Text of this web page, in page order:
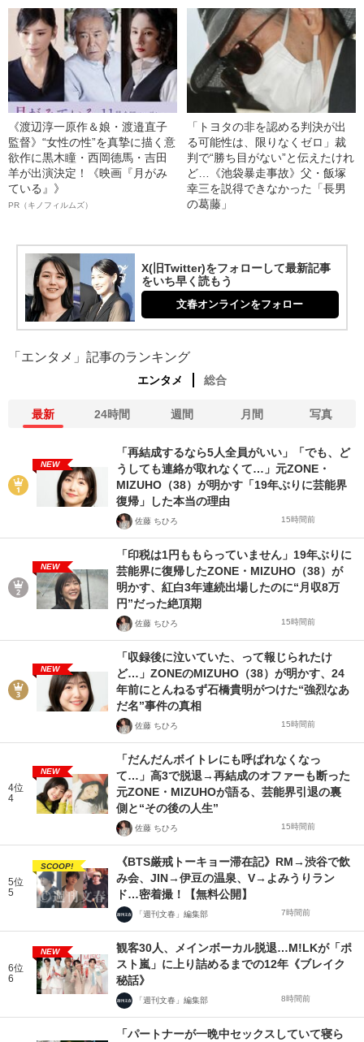
《渡辺淳一原作＆娘・渡邉直子
監督》“女性の性”を真摯に描く意
欲作に黒木瞳・西岡德馬・吉田
羊が出演決定！《映画『月がみ
ている』》
PR（キノフィルムズ）
「トヨタの非を認める判決が出
る可能性は、限りなくゼロ」裁
判で“勝ち目がない”と伝えたけれ
ど…《池袋暴走事故》父・飯塚
幸三を説得できなかった「長男
の葛藤」
X(旧Twitter)をフォローして最新記事
をいち早く読もう
文春オンラインをフォロー
「エンタメ」記事のランキング
エンタメ 総合
最新 24時間 週間 月間 写真
NEW
「再結成するなら5人全員がいい」「でも、ど
うしても連絡が取れなくて…」元ZONE・
MIZUHO（38）が明かす「19年ぶりに芸能界
復帰」した本当の理由
佐藤 ちひろ 15時間前
NEW
「印税は1円ももらっていません」19年ぶりに
芸能界に復帰したZONE・MIZUHO（38）が
明かす、紅白3年連続出場したのに“月収8万
円”だった絶頂期
佐藤 ちひろ 15時間前
NEW
「収録後に泣いていた、って報じられたけ
ど…」ZONEのMIZUHO（38）が明かす、24
年前にとんねるず石橋貴明がつけた“強烈なあ
だ名”事件の真相
佐藤 ちひろ 15時間前
4位
4
NEW
「だんだんボイトレにも呼ばれなくなっ
て…」高3で脱退→再結成のオファーも断った
元ZONE・MIZUHOが語る、芸能界引退の裏
側と“その後の人生”
佐藤 ちひろ 15時間前
5位
5
SCOOP!
《BTS厳戒トーキョー滞在記》RM→渋谷で飲
み会、JIN→伊豆の温泉、V→よみうりラン
ド…密着撮！【無料公開】
「週刊文春」編集部 7時間前
6位
6
NEW
観客30人、メインボーカル脱退…M!LKが「ポ
スト嵐」に上り詰めるまでの12年《ブレイク
秘話》
「週刊文春」編集部 8時間前
「パートナーが一晩中セックスしていて寝ら